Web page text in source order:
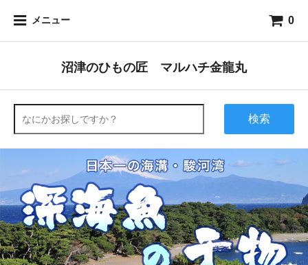
メニュー 0
沼津のひもの匠 マルハチ金龍丸
検索